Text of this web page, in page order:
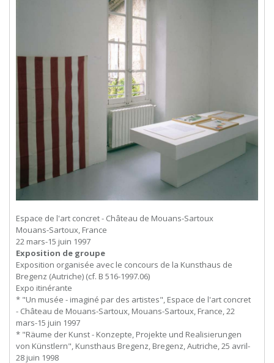
Espace de l'art concret - Château de Mouans-Sartoux
Mouans-Sartoux, France
22 mars-15 juin 1997
Exposition de groupe
Exposition organisée avec le concours de la Kunsthaus de
Bregenz (Autriche) (cf. B 516-1997.06)
Expo itinérante
* "Un musée - imaginé par des artistes", Espace de l'art concret
- Château de Mouans-Sartoux, Mouans-Sartoux, France, 22
mars-15 juin 1997
* "Räume der Kunst - Konzepte, Projekte und Realisierungen
von Künstlern", Kunsthaus Bregenz, Bregenz, Autriche, 25 avril-
28 juin 1998